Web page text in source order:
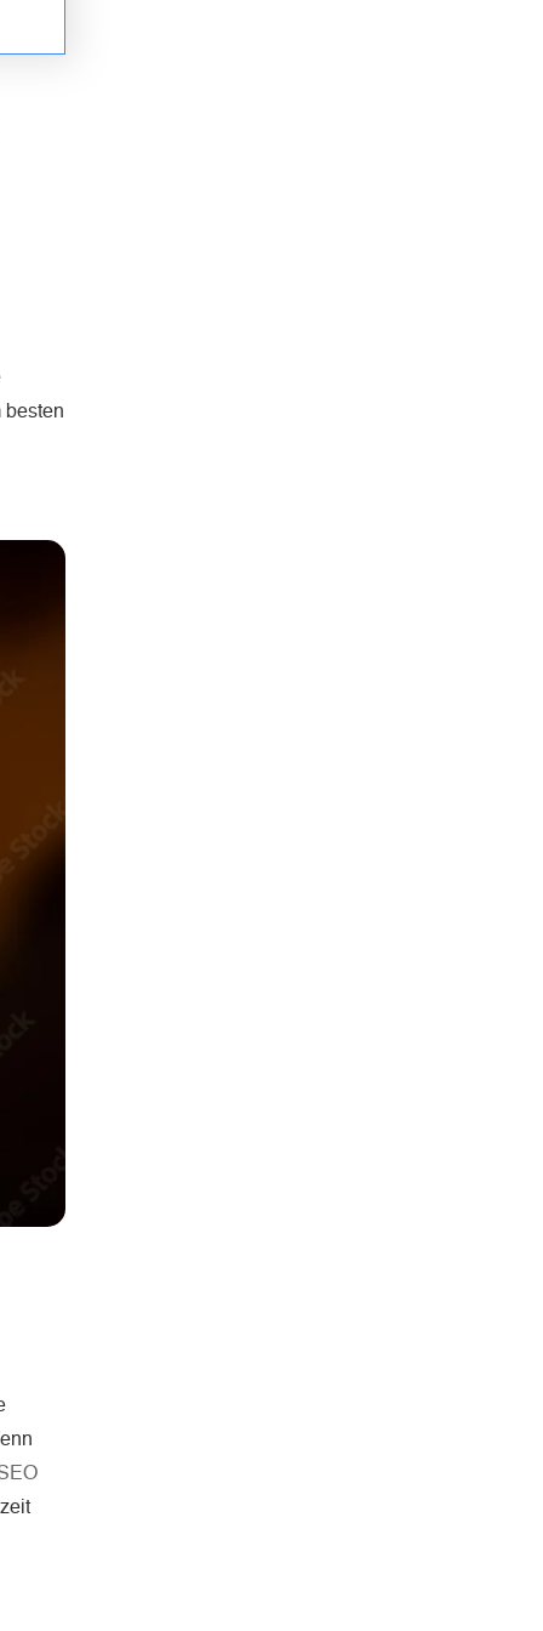
besten